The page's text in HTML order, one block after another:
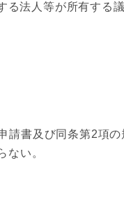
法人等が所有する議
書及び同条第2項
ない。